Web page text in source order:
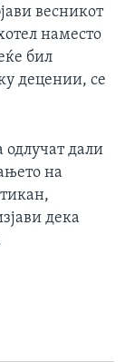
весникот
наместо
бил
децении, се
одлучат дали
на
дека